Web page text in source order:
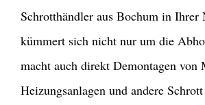
Schrotthändler aus Bochum in Ihrer
kümmert sich nicht nur um die
macht auch direkt Demontagen von
Heizungsanlagen und andere